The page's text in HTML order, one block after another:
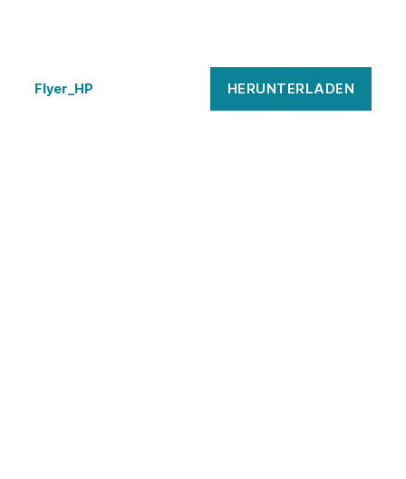
Flyer_HP HERUNTERLADEN